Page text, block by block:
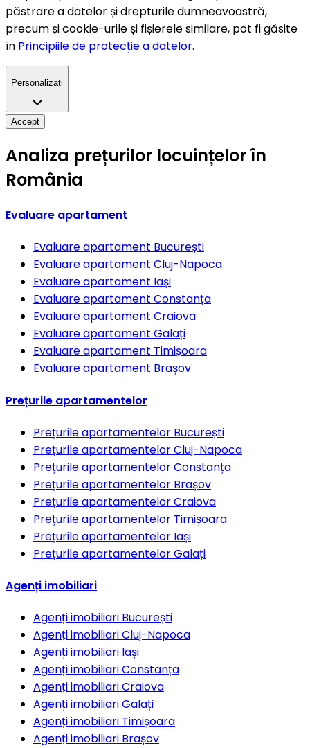
păstrare a datelor și drepturile dumneavoastră,
precum și cookie-urile și fișierele similare, pot fi găsite
în Principiile de protecție a datelor.
Personalizați
Accept
Analiza prețurilor locuințelor în
România
Evaluare apartament
Evaluare apartament București
Evaluare apartament Cluj-Napoca
Evaluare apartament Iași
Evaluare apartament Constanța
Evaluare apartament Craiova
Evaluare apartament Galați
Evaluare apartament Timișoara
Evaluare apartament Brașov
Prețurile apartamentelor
Prețurile apartamentelor București
Prețurile apartamentelorCluj-Napoca
Prețurile apartamentelorConstanța
Prețurile apartamentelor Brașov
Prețurile apartamentelorCraiova
Prețurile apartamentelor Timișoara
Prețurile apartamentelor Iași
Prețurile apartamentelorGalați
Agenți imobiliari
Agenți imobiliari București
Agenți imobiliariCluj-Napoca
Agenți imobiliari Iași
Agenți imobiliariConstanța
Agenți imobiliariCraiova
Agenți imobiliariGalați
Agenți imobiliari Timișoara
Agenți imobiliari Brașov